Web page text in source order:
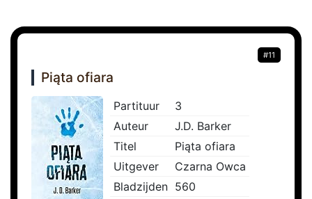
#11
Piąta ofiara
Partituur
3
Auteur
J.D. Barker
Titel
Piąta ofiara
Uitgever
Czarna Owca
Bladzijden 560